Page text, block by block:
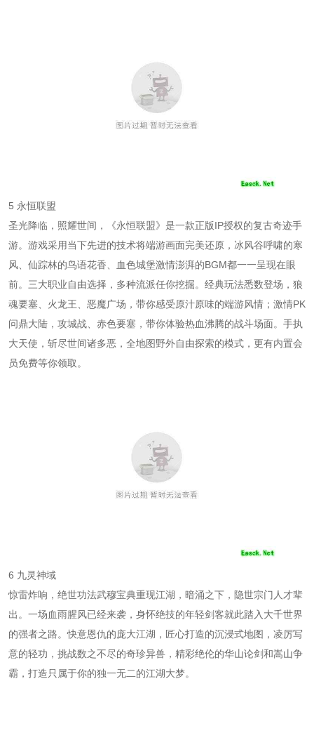
5 永恒联盟
圣光降临，照耀世间，《永恒联盟》是一款正版IP授权的复古奇迹手
游。游戏采用当下先进的技术将端游画面完美还原，冰风谷呼啸的寒
风、仙踪林的鸟语花香、血色城堡激情澎湃的BGM都一一呈现在眼
前。三大职业自由选择，多种流派任你挖掘。经典玩法悉数登场，狼
魂要塞、火龙王、恶魔广场，带你感受原汁原味的端游风情；激情PK
问鼎大陆，攻城战、赤色要塞，带你体验热血沸腾的战斗场面。手执
大天使，斩尽世间诸多恶，全地图野外自由探索的模式，更有内置会
员免费等你领取。
6 九灵神域
惊雷炸响，绝世功法武穆宝典重现江湖，暗涌之下，隐世宗门人才辈
出。一场血雨腥风已经来袭，身怀绝技的年轻剑客就此踏入大千世界
的强者之路。快意恩仇的庞大江湖，匠心打造的沉浸式地图，凌厉写
意的轻功，挑战数之不尽的奇珍异兽，精彩绝伦的华山论剑和嵩山争
霸，打造只属于你的独一无二的江湖大梦。